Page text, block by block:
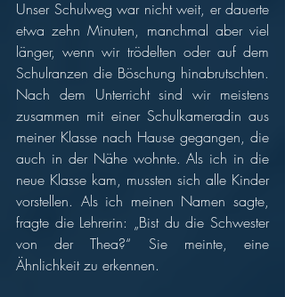
Unser Schulweg war nicht weit, er dauerte
etwa zehn Minuten, manchmal aber viel
länger, wenn wir trödelten oder auf dem
Schulranzen die Böschung hinabrutschten.
Nach dem Unterricht sind wir meistens
zusammen mit einer Schulkameradin aus
meiner Klasse nach Hause gegangen, die
auch in der Nähe wohnte. Als ich in die
neue Klasse kam, mussten sich alle Kinder
vorstellen. Als ich meinen Namen sagte,
fragte die Lehrerin: „Bist du die Schwester
von der Thea?“ Sie meinte, eine
Ähnlichkeit zu erkennen.